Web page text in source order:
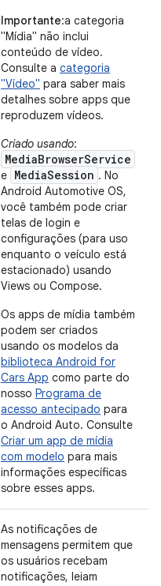
Importante:a categoria
"Mídia" não inclui
conteúdo de vídeo.
Consulte a categoria
"Vídeo" para saber mais
detalhes sobre apps que
reproduzem vídeos.
Criado usando:
MediaBrowserService
e MediaSession . No
Android Automotive OS,
você também pode criar
telas de login e
configurações (para uso
enquanto o veículo está
estacionado) usando
Views ou Compose.
Os apps de mídia também
podem ser criados
usando os modelos da
biblioteca Android for
Cars App como parte do
nosso Programa de
acesso antecipado para
o Android Auto. Consulte
Criar um app de mídia
com modelo para mais
informações específicas
sobre esses apps.
As notificações de
mensagens permitem que
os usuários recebam
notificações, leiam